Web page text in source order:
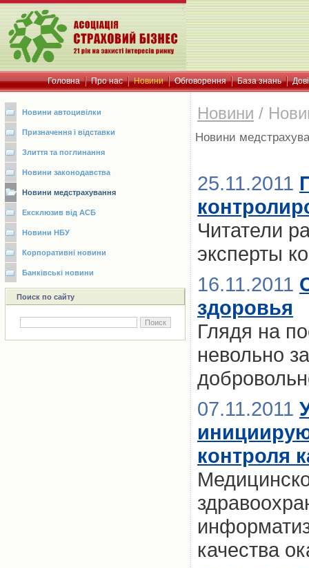
Головна Про нас Новини Обговорення База знань
Новини автоцивілки
Призначення і відставки
Злиття та поглинання
Новини законодавства
Новини медстрахування
Ексклюзив від АСБ
Новини НБУ
Корпоративні новини
Банківські новини
Поиск по сайту
Новини /
Новини
25.11.2011
Читатели
эксперты
16.11.2011
здоровья
Глядя на
невольно
07.11.2011
контроля
качества